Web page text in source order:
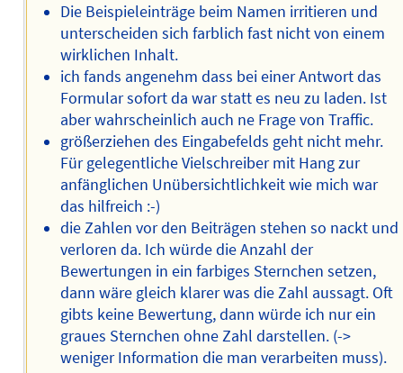
Die Beispieleinträge beim Namen irritieren und
unterscheiden sich farblich fast nicht von einem
wirklichen Inhalt.
ich fands angenehm dass bei einer Antwort das
Formular sofort da war statt es neu zu laden. Ist
aber wahrscheinlich auch ne Frage von Traffic.
größerziehen des Eingabefelds geht nicht mehr.
Für gelegentliche Vielschreiber mit Hang zur
anfänglichen Unübersichtlichkeit wie mich war
das hilfreich :-)
die Zahlen vor den Beiträgen stehen so nackt und
verloren da. Ich würde die Anzahl der
Bewertungen in ein farbiges Sternchen setzen,
dann wäre gleich klarer was die Zahl aussagt. Oft
gibts keine Bewertung, dann würde ich nur ein
graues Sternchen ohne Zahl darstellen. (->
weniger Information die man verarbeiten muss).